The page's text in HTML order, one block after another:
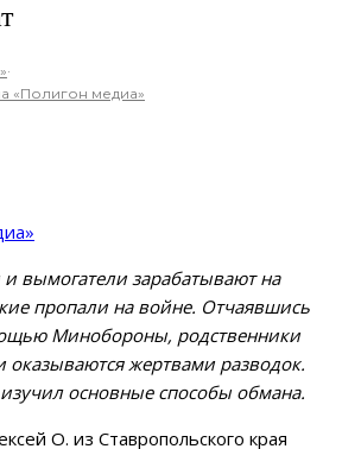
·
«Полигон медиа»
вымогатели зарабатывают на
пропали на войне. Отчаявшись
Минобороны, родственники
оказываются жертвами разводок.
основные способы обмана.
О. из Ставропольского края